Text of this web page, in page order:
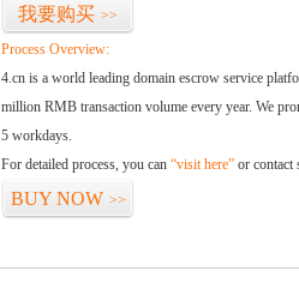
我要购买 >>
Process Overview:
4.cn is a world leading domain escrow service
million RMB transaction volume every year. We
5 workdays.
For detailed process, you can “visit here” or contact
BUY NOW >>